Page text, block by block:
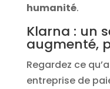
humanité.
Klarna : un
augmenté,
Regardez ce
entreprise de